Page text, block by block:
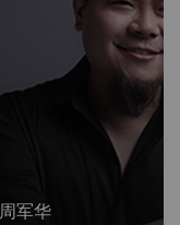
周军华